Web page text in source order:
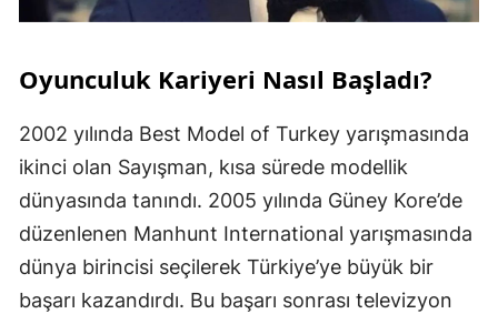
Oyunculuk Kariyeri Nasıl Başladı?
2002 yılında Best Model of Turkey yarışmasında
ikinci olan Sayışman, kısa sürede modellik
dünyasında tanındı. 2005 yılında Güney Kore’de
düzenlenen Manhunt International yarışmasında
dünya birincisi seçilerek Türkiye’ye büyük bir
başarı kazandırdı. Bu başarı sonrası televizyon